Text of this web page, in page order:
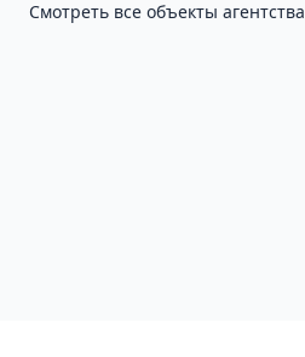
Смотреть все объекты агентства